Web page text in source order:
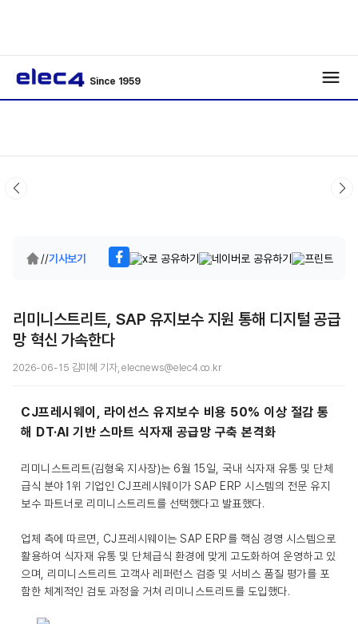
Since 1959
//기사보기
리미니스트리트, SAP 유지보수 지원 통해 디지털 공급
망 혁신 가속한다
2026-06-15 김미혜 기자, elecnews@elec4.co.kr
CJ프레시웨이, 라이선스 유지보수 비용 50% 이상 절감 통
해 DT·AI 기반 스마트 식자재 공급망 구축 본격화
리미니스트리트(김형욱 지사장)는 6월 15일, 국내 식자재 유통 및 단체
급식 분야 1위 기업인 CJ프레시웨이가 SAP ERP 시스템의 전문 유지
보수 파트너로 리미니스트리트를 선택했다고 발표했다.
업체 측에 따르면, CJ프레시웨이는 SAP ERP를 핵심 경영 시스템으로
활용하여 식자재 유통 및 단체급식 환경에 맞게 고도화하여 운영하고 있
으며, 리미니스트리트 고객사 레퍼런스 검증 및 서비스 품질 평가를 포
함한 체계적인 검토 과정을 거쳐 리미니스트리트를 도입했다.